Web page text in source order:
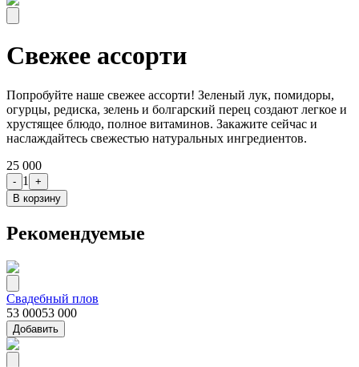
Свежее ассорти
Попробуйте наше свежее ассорти! Зеленый лук, помидоры,
огурцы, редиска, зелень и болгарский перец создают легкое и
хрустящее блюдо, полное витаминов. Закажите сейчас и
наслаждайтесь свежестью натуральных ингредиентов.
25 000
- 1
+
В корзину
Рекомендуемые
Свадебный плов
53 00053 000
Добавить